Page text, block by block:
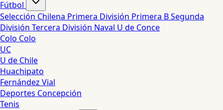
Fútbol
Selección Chilena Primera División Primera BSegunda
División Tercera División Naval U de Conce
Colo Colo
UC
U de Chile
Huachipato
Fernández Vial
Deportes Concepción
Tenis